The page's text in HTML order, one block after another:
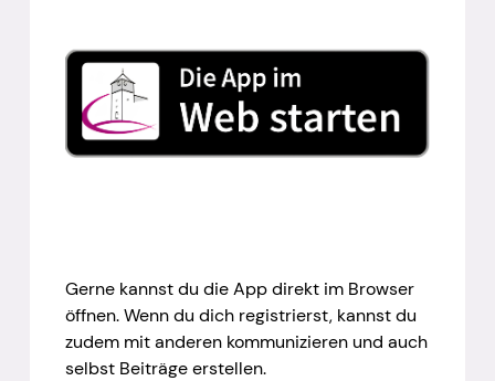
Gerne kannst du die App direkt im Browser
öffnen. Wenn du dich registrierst, kannst du
zudem mit anderen kommunizieren und auch
selbst Beiträge erstellen.